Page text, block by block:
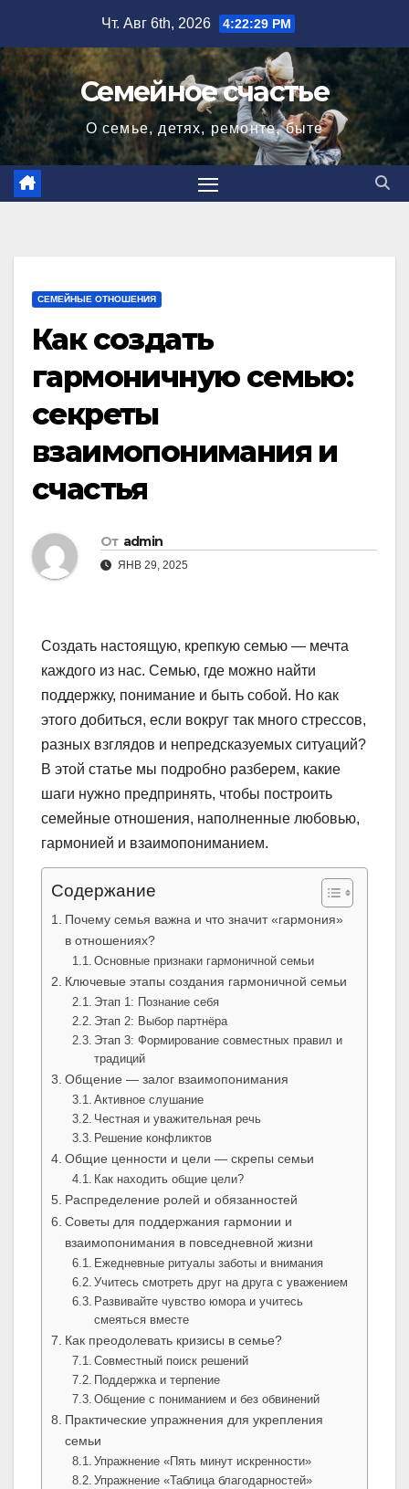
содержимому
Чт. Авг 6th, 2026 4:22:31 PM
Семейное счастье
О семье, детях, ремонте, быте
СЕМЕЙНЫЕ ОТНОШЕНИЯ
Как создать
гармоничную семью:
секреты
взаимопонимания и
счастья
От admin
ЯНВ 29, 2025
Создать настоящую, крепкую семью — мечта
каждого из нас. Семью, где можно найти
поддержку, понимание и быть собой. Но как
этого добиться, если вокруг так много стрессов,
разных взглядов и непредсказуемых ситуаций?
В этой статье мы подробно разберем, какие
шаги нужно предпринять, чтобы построить
семейные отношения, наполненные любовью,
гармонией и взаимопониманием.
Содержание
Почему семья важна и что значит «гармония»
в отношениях?
Основные признаки гармоничной семьи
Ключевые этапы создания гармоничной семьи
Этап 1: Познание себя
Этап 2: Выбор партнёра
Этап 3: Формирование совместных правил и
традиций
Общение — залог взаимопонимания
Активное слушание
Честная и уважительная речь
Решение конфликтов
Общие ценности и цели — скрепы семьи
Как находить общие цели?
Распределение ролей и обязанностей
Советы для поддержания гармонии и
взаимопонимания в повседневной жизни
Ежедневные ритуалы заботы и внимания
Учитесь смотреть друг на друга с уважением
Развивайте чувство юмора и учитесь
смеяться вместе
Как преодолевать кризисы в семье?
Совместный поиск решений
Поддержка и терпение
Общение с пониманием и без обвинений
Практические упражнения для укрепления
семьи
Упражнение «Пять минут искренности»
Упражнение «Таблица благодарностей»